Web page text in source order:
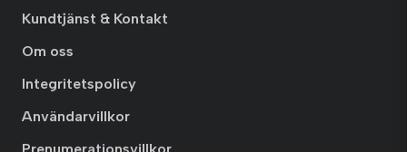
Kundtjänst & Kontakt
Om oss
Integritetspolicy
Användarvillkor